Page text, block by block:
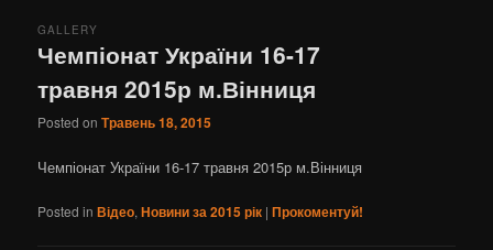
Чемпіонат України 16-17
травня 2015р м.Вінниця
GALLERY
Posted onТравень 18, 2015
Чемпіонат України 16-17 травня 2015р м.Вінниця
Posted in Відео,Новини за 2015 рік |Прокоментуй!